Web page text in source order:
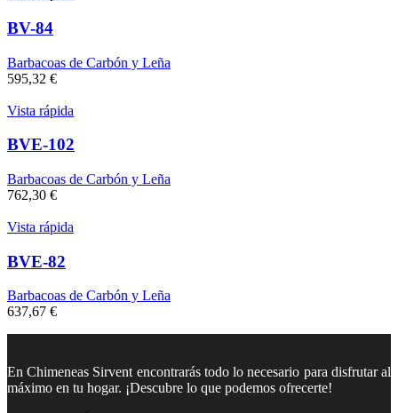
BV-84
Barbacoas de Carbón y Leña
595,32 €
Vista rápida
BVE-102
Barbacoas de Carbón y Leña
762,30 €
Vista rápida
BVE-82
Barbacoas de Carbón y Leña
637,67 €
En Chimeneas Sirvent encontrarás todo lo necesario para disfrutar al
máximo en tu hogar. ¡Descubre lo que podemos ofrecerte!